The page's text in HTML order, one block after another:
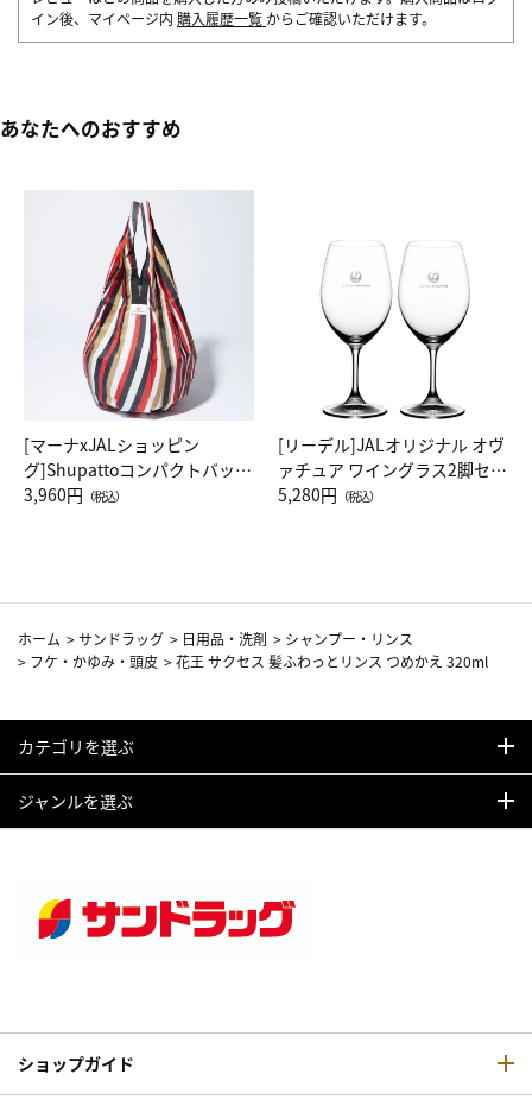
イン後、マイページ内 購入履歴一覧 からご確認いただけます。
あなたへのおすすめ
[マーナxJALショッピン
グ]Shupattoコンパクトバッグ
Drop JAL客室乗務員（LC）ス
3,960円 （税込）
[リーデル]JALオリジナル オヴ
ァチュア ワイングラス2脚セッ
ト（レッドワイン）
5,280円 （税込）
ホーム >サンドラッグ > 日用品・洗剤 > シャンプー・リンス
> フケ・かゆみ・頭皮 >花王 サクセス 髪ふわっとリンス つめかえ 320ml
カテゴリを選ぶ
ジャンルを選ぶ
ショップガイド